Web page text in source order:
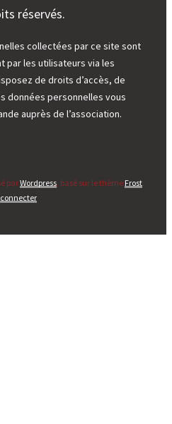
réservés.
collectées par ce site sont
par les utilisateurs via les
de droits d’accès, de
données personnelles vous
auprès de l’association.
parWordpress, basé sur le thème Frost.
connecter